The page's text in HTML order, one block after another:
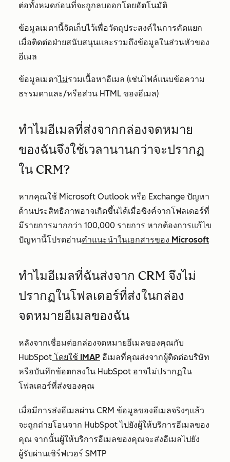
ต่อทั้งหมดก่อนที่จะถูกลบออกโดยอัตโนมัติ
ข้อมูลเมตานี้จัดเก็บไว้เพื่อวัตถุประสงค์ในการคัดแยก
เมื่อติดต่อฝ่ายสนับสนุนและรวมถึงข้อมูลในส่วนหัวของ
อีเมล
ข้อมูลเมตาไม่รวมเนื้อหาอีเมล (เช่นไฟล์แนบข้อความ
ธรรมดาและ/หรือส่วน HTML ของอีเมล)
ทำไมอีเมลที่ส่งจากกล่องจดหมาย
ของฉันจึงใช้เวลานานกว่าจะปรากฏ
ใน CRM?
หากคุณใช้ Microsoft Outlook หรือ Exchange ปัญหา
ด้านประสิทธิภาพอาจเกิดขึ้นได้เมื่อซิงค์จากโฟลเดอร์ที่
มีรายการมากกว่า 100,000 รายการ หากต้องการแก้ไข
ปัญหานี้โปรดอ่านคำแนะนำในเอกสารของ Microsoft
ทำไมอีเมลที่ฉันส่งจาก CRM จึงไม่
ปรากฏในโฟลเดอร์ที่ส่งในกล่อง
จดหมายอีเมลของฉัน
หลังจากเชื่อมต่อกล่องจดหมายอีเมลของคุณกับ
HubSpot โดยใช้ IMAP อีเมลที่คุณส่งจากผู้ติดต่อบริษัท
หรือบันทึกข้อตกลงใน HubSpot อาจไม่ปรากฏใน
โฟลเดอร์ที่ส่งของคุณ
เมื่อมีการส่งอีเมลผ่าน CRM ข้อมูลของอีเมลจริงๆแล้ว
จะถูกถ่ายโอนจาก HubSpot ไปยังผู้ให้บริการอีเมลของ
คุณ จากนั้นผู้ให้บริการอีเมลของคุณจะส่งอีเมลไปยัง
ผู้รับผ่านเซิร์ฟเวอร์ SMTP